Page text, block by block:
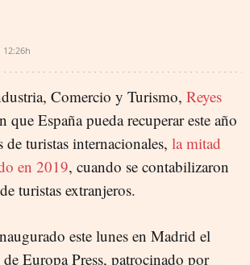
12:26h
Comercio y Turismo, Reyes
que España pueda recuperar este año
turistas internacionales, la mitad
en 2019, cuando se contabilizaron
turistas extranjeros.
este lunes en Madrid el
Europa Press, patrocinado por